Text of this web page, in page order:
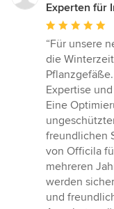
Experten für
Bewertung:
5
von
5
Sternen
“Für unsere
die
Expertise
Eine
freundlichen
von Officila
mehreren
werden
und